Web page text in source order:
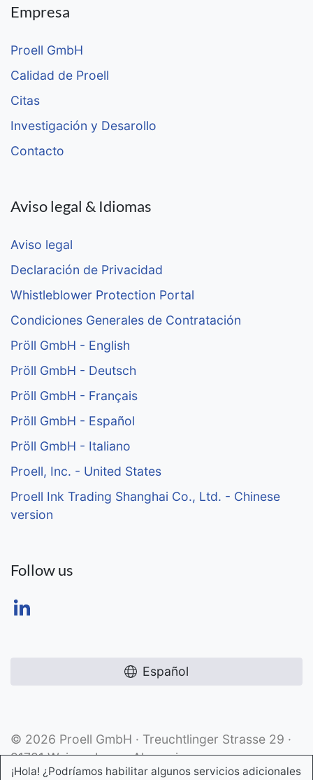
Empresa
Proell GmbH
Calidad de Proell
Citas
Investigación y Desarollo
Contacto
Aviso legal & Idiomas
Aviso legal
Declaración de Privacidad
Whistleblower Protection Portal
Condiciones Generales de Contratación
Pröll GmbH - English
Pröll GmbH - Deutsch
Pröll GmbH - Français
Pröll GmbH - Español
Pröll GmbH - Italiano
Proell, Inc. - United States
Proell Ink Trading Shanghai Co., Ltd. - Chinese
version
Follow us
Español
© 2026 Proell GmbH · Treuchtlinger Strasse 29 ·
91781 Weissenburg · Alemania
¡Hola! ¿Podríamos habilitar algunos servicios adicionales